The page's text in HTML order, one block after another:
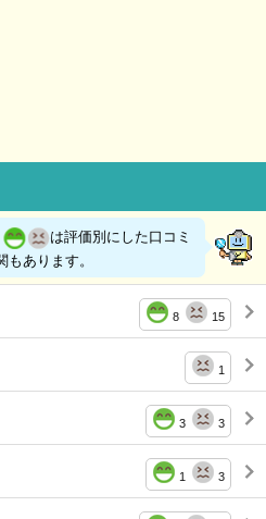
は評価別にした口コミ
あります。
8 15
1
3 3
1 3